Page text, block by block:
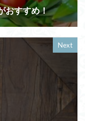
おすすめ！
Next